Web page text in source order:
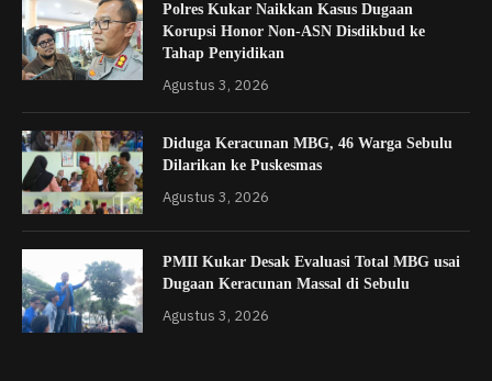
Polres Kukar Naikkan Kasus Dugaan
Korupsi Honor Non-ASN Disdikbud ke
Tahap Penyidikan
Agustus 3, 2026
Diduga Keracunan MBG, 46 Warga Sebulu
Dilarikan ke Puskesmas
Agustus 3, 2026
PMII Kukar Desak Evaluasi Total MBG usai
Dugaan Keracunan Massal di Sebulu
Agustus 3, 2026